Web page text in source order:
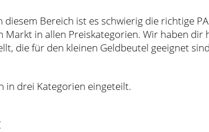
diesem Bereich ist es schwierig die richtige
Markt in allen Preiskategorien. Wir haben dir
die für den kleinen Geldbeutel geeignet
in drei Kategorien eingeteilt.